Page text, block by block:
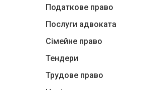
Податкове право
Послуги адвоката
Сімейне право
Тендери
Трудове право